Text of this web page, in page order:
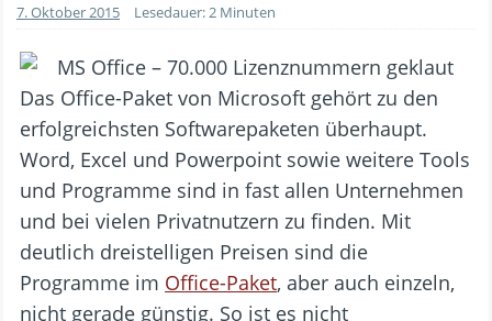
7. Oktober 2015 Lesedauer: 2 Minuten
Das Office-Paket von Microsoft gehört zu den
erfolgreichsten Softwarepaketen überhaupt.
Word, Excel und Powerpoint sowie weitere Tools
und Programme sind in fast allen Unternehmen
und bei vielen Privatnutzern zu finden. Mit
deutlich dreistelligen Preisen sind die
Programme im Office-Paket, aber auch einzeln,
nicht gerade günstig. So ist es nicht